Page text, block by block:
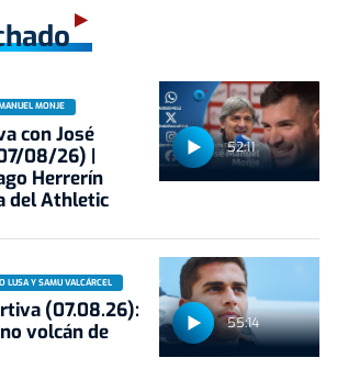
52:11
MONJE
con José
08/26) |
Herrerín
del Athletic
55:14
LUSA Y SAMU VALCÁRCEL
(07.08.26):
volcán de